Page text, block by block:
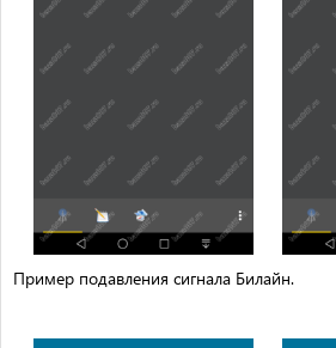
Пример подавления сигнала Билайн.